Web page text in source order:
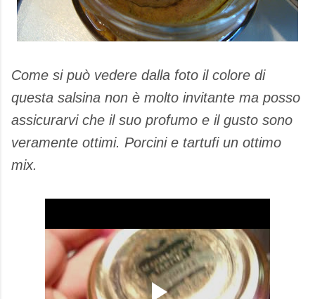
Come si può vedere dalla foto il colore di
questa salsina non è molto invitante ma posso
assicurarvi che il suo profumo e il gusto sono
veramente ottimi. Porcini e tartufi un ottimo
mix.